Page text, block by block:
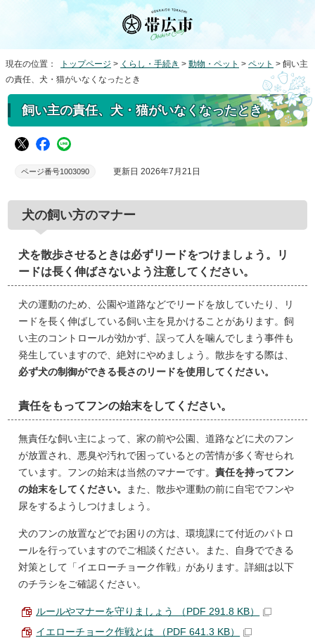
現在の位置： トップページ > くらし・手続き > 動物・ペット > ペット > 飼い主
の責任、犬・猫がいなくなったとき
飼い主の責任、犬・猫がいなくなったとき
ページ番号1003090 更新日 2026年7月21日
犬の飼い方のマナー
犬を散歩させるときは必ずリードをつけましょう。リ
ードは長く伸ばさないよう注意してください。
犬の運動のため、公園や道路などでリードを放していたり、リ
ードを長く伸ばしている飼い主を見かけることがあります。飼
い主のコントロールが効かず、誤って人を噛んでしまう事件も
発生していますので、絶対にやめましょう。散歩をする際は、
必ず犬の制御ができる長さのリードを使用してください。
責任をもってフンの始末をしてください。
無責任な飼い主によって、家の前や公園、道路などに犬のフン
が放置され、悪臭や汚れで困っているとの苦情が多く寄せられ
ています。フンの始末は当然のマナーです。責任を持ってフン
の始末をしてください。
また、散歩や運動の前に自宅でフンや
尿をするようしつけましょう。
犬のフンの放置などでお困りの方は、環境課にて付近のパトロ
ールを行っていますのでご相談ください。また、自身でできる
対策として「イエローチョーク作戦」があります。詳細は以下
のチラシをご確認ください。
ルールやマナーを守りましょう （PDF 291.8 KB）
イエローチョーク作戦とは （PDF 641.3 KB）